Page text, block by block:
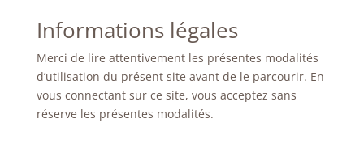
Informations légales
Merci de lire attentivement les présentes modalités
d’utilisation du présent site avant de le parcourir. En
vous connectant sur ce site, vous acceptez sans
réserve les présentes modalités.